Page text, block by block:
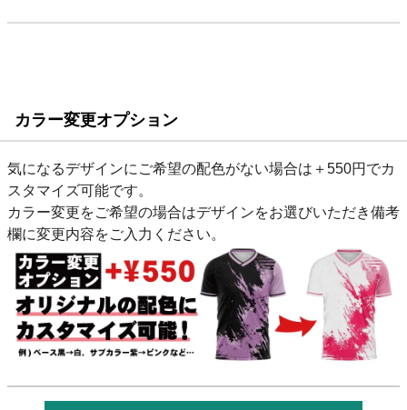
カラー変更オプション
気になるデザインにご希望の配色がない場合は＋550円でカ
スタマイズ可能です。
カラー変更をご希望の場合はデザインをお選びいただき備考
欄に変更内容をご入力ください。